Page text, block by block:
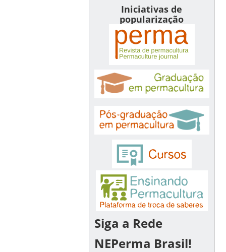
Iniciativas de
popularização
Siga a Rede
NEPerma Brasil!